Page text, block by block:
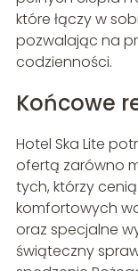
które łączy w
pozwalając na
codzienności.
Końcowe
Hotel Ska Lite
ofertą zarówno
tych, którzy
komfortowych
oraz specjalne
świąteczny